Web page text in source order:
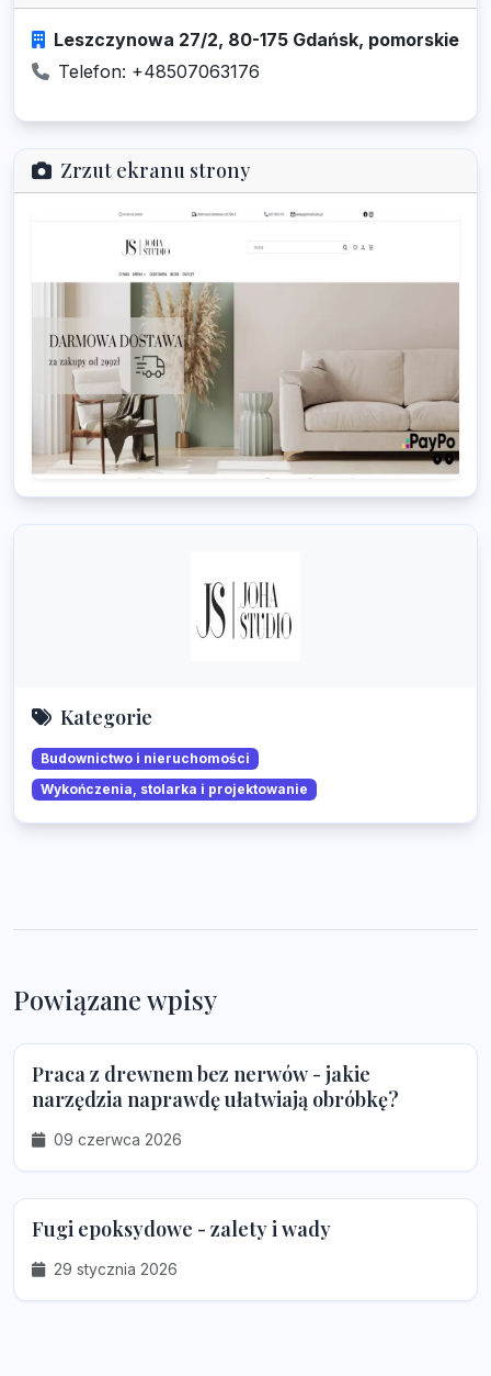
Leszczynowa 27/2, 80-175 Gdańsk, pomorskie
Telefon: +48507063176
Zrzut ekranu strony
Kategorie
Budownictwo i nieruchomości
Wykończenia, stolarka i projektowanie
Powiązane wpisy
Praca z drewnem bez nerwów - jakie
narzędzia naprawdę ułatwiają obróbkę?
09 czerwca 2026
Fugi epoksydowe - zalety i wady
29 stycznia 2026